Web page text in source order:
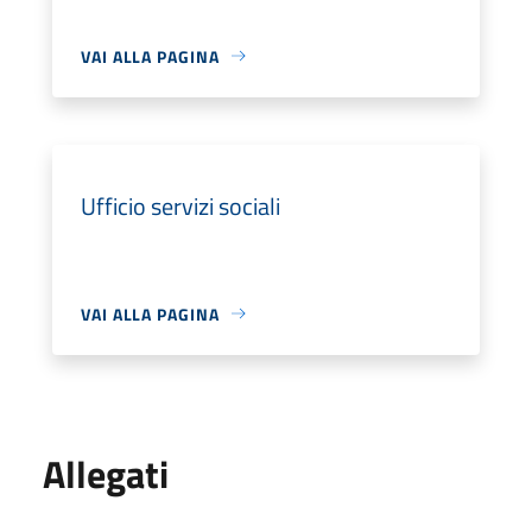
VAI ALLA PAGINA
Ufficio servizi sociali
VAI ALLA PAGINA
Allegati